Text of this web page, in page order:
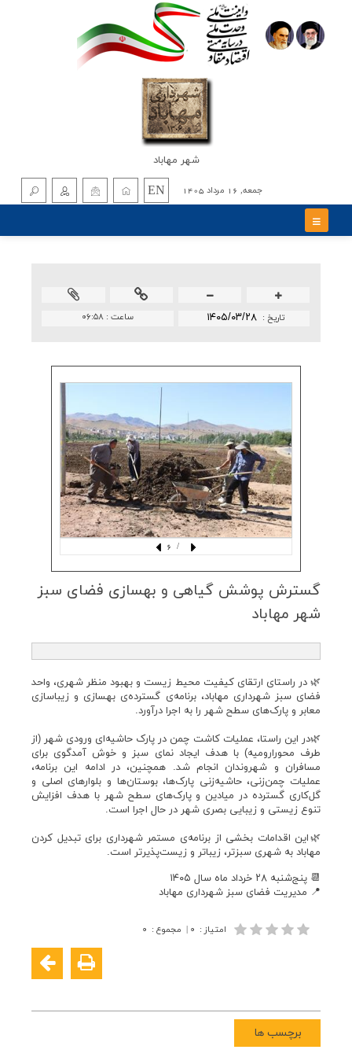
شهر مهاباد
جمعه, 16 مرداد 1405 EN
ساعت :۰۶:۵۸ تاريخ : ۱۴۰۵/۰۳/۲۸
/ 6
گسترش پوشش گیاهی و بهسازی فضای سبز
شهر مهاباد
🌿 در راستای ارتقای کیفیت محیط زیست و بهبود منظر شهری، واحد
فضای سبز شهرداری مهاباد، برنامه‌ی گسترده‌ی بهسازی و زیباسازی
معابر و پارک‌های سطح شهر را به اجرا درآورد.
🌿در این راستا، عملیات کاشت چمن در پارک حاشیه‌ای ورودی شهر (از
طرف محورارومیه) با هدف ایجاد نمای سبز و خوش‌ آمدگوی برای
مسافران و شهروندان انجام شد. همچنین، در ادامه این برنامه،
عملیات چمن‌زنی، حاشیه‌زنی پارک‌ها، بوستان‌ها و بلوارهای اصلی و
گل‌کاری گسترده در میادین و پارک‌های سطح شهر با هدف افزایش
تنوع زیستی و زیبایی بصری شهر در حال اجرا است.
🌿این اقدامات بخشی از برنامه‌ی مستمر شهرداری برای تبدیل کردن
مهاباد به شهری سبزتر، زیباتر و زیست‌پذیرتر است.
‌📆 پنج‌شنبه ۲۸ خرداد ماه سال ۱۴۰۵
📍 مدیریت فضای سبز شهرداری مهاباد
امتیاز : ۰ | مجموع : ۰
برچسب ها